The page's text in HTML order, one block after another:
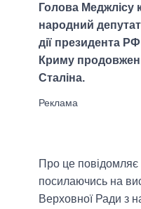
Голова Меджлісу
народний депутат
дії президента
Криму
Сталіна.
Про це повідомляє
посилаючись на
Верховної Ради з